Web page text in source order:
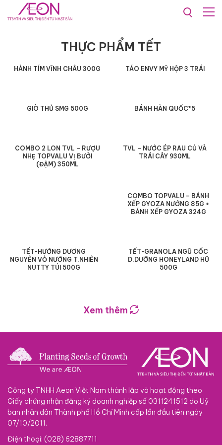
Tết 2023 Thực phẩm Tết
THỰC PHẨM TẾT
HÀNH TÍM VĨNH CHÂU 300G TÁO ENVY MỸ HỘP 3 TRÁI
GIÒ THỦ SMG 500G BÁNH HÀN QUỐC*5
COMBO 2 LON TVL – RƯỢU
NHẸ TOPVALU VỊ BƯỞI
(ĐẬM) 350ML
TVL – NƯỚC ÉP RAU CỦ VÀ
TRÁI CÂY 930ML
COMBO TOPVALU – BÁNH
XẾP GYOZA NƯỚNG 85G +
BÁNH XẾP GYOZA 324G
TẾT-HƯỚNG DƯƠNG
NGUYÊN VỎ NƯỚNG T.NHIÊN
NUTTY TÚI 500G
TẾT-GRANOLA NGŨ CỐC
D.DƯỠNG HONEYLAND HŨ
500G
Xem thêm
Công ty TNHH Aeon Việt Nam thành lập và hoạt động theo
Giấy chứng nhận đăng ký doanh nghiệp số 0311241512 do Uỷ
ban nhân dân Thành phố Hồ Chí Minh cấp lần đầu tiên ngày
07/10/2011.
Điện thoại: (028) 62887711